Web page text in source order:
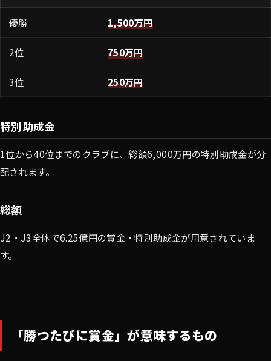
優勝 1,500万円
2位 750万円
3位 250万円
特別助成金
1位から40位までのクラブに、総額6,000万円の特別助成金が分
配されます。
総額
J2・J3全体で6.25億円の賞金・特別助成金が用意されていま
す。
「勝つたびに賞金」が意味するもの